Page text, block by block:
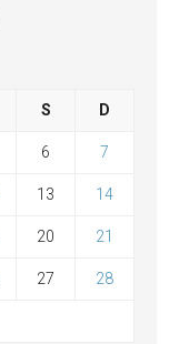
S D
6 7
13 14
20 21
27 28